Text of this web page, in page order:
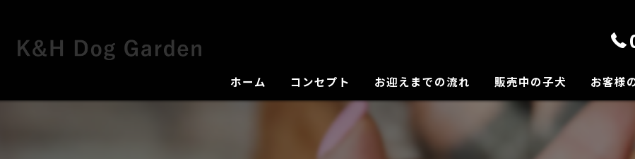
ホーム コンセプト
犬舎の紹介
お迎えまでの流れ 販売中の子犬 お客様